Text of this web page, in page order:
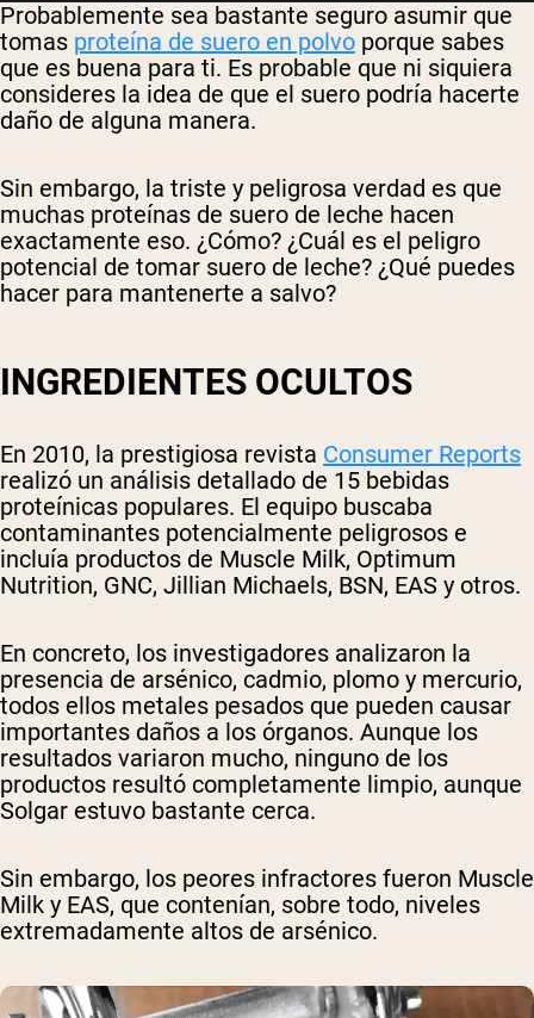
Probablemente sea bastante seguro asumir que
tomas proteína de suero en polvo porque sabes
que es buena para ti. Es probable que ni siquiera
consideres la idea de que el suero podría hacerte
daño de alguna manera.
Sin embargo, la triste y peligrosa verdad es que
muchas proteínas de suero de leche hacen
exactamente eso. ¿Cómo? ¿Cuál es el peligro
potencial de tomar suero de leche? ¿Qué puedes
hacer para mantenerte a salvo?
INGREDIENTES OCULTOS
En 2010, la prestigiosa revista Consumer Reports
realizó un análisis detallado de 15 bebidas
proteínicas populares. El equipo buscaba
contaminantes potencialmente peligrosos e
incluía productos de Muscle Milk, Optimum
Nutrition, GNC, Jillian Michaels, BSN, EAS y otros.
En concreto, los investigadores analizaron la
presencia de arsénico, cadmio, plomo y mercurio,
todos ellos metales pesados ​​que pueden causar
importantes daños a los órganos. Aunque los
resultados variaron mucho, ninguno de los
productos resultó completamente limpio, aunque
Solgar estuvo bastante cerca.
Sin embargo, los peores infractores fueron Muscle
Milk y EAS, que contenían, sobre todo, niveles
extremadamente altos de arsénico.